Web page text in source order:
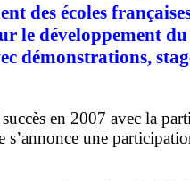
des écoles
le développement
démonstrations,
en 2007 avec la
s’annonce une